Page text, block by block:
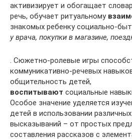
активизирует и обогащает
речь, обучает ритуальному
знакомых ребенку социально-
у врача, покупки в магазине,
. Сюжетно-ролевые игры
коммуникативно-речевых
общительность детей,
воспитывают социальные
Особое значение уделяется
детей в использовании
высказываний – от простых
составления рассказов с